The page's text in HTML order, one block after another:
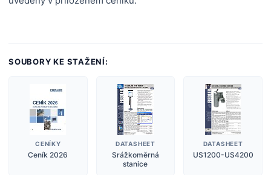
SOUBORY KE STAŽENÍ:
CENÍKY
Ceník 2026
DATASHEET
Srážkoměrná
stanice
DATASHEET
US1200-US4200